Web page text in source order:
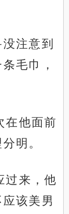
注意到
毛巾，
在他面前
明。
过来，他
该美男